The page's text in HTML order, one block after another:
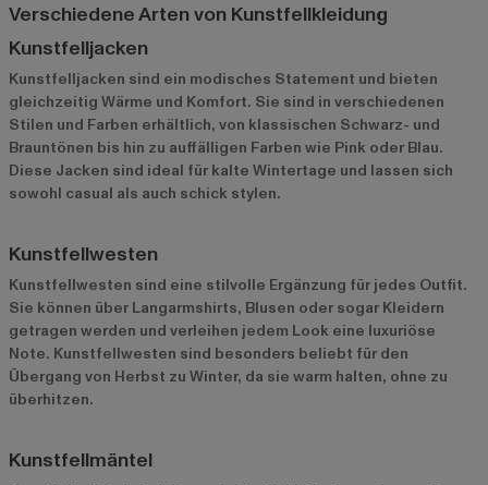
Verschiedene Arten von Kunstfellkleidung
Kunstfelljacken
Kunstfelljacken sind ein modisches Statement und bieten
gleichzeitig Wärme und Komfort. Sie sind in verschiedenen
Stilen und Farben erhältlich, von klassischen Schwarz- und
Brauntönen bis hin zu auffälligen Farben wie Pink oder Blau.
Diese Jacken sind ideal für kalte Wintertage und lassen sich
sowohl casual als auch schick stylen.
Kunstfellwesten
Kunstfellwesten sind eine stilvolle Ergänzung für jedes Outfit.
Sie können über Langarmshirts, Blusen oder sogar Kleidern
getragen werden und verleihen jedem Look eine luxuriöse
Note. Kunstfellwesten sind besonders beliebt für den
Übergang von Herbst zu Winter, da sie warm halten, ohne zu
überhitzen.
Kunstfellmäntel